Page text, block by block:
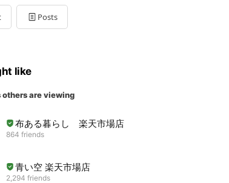
Posts
like
are viewing
布ある暮らし 楽天市場店
864 friends
青い空 楽天市場店
2,294 friends